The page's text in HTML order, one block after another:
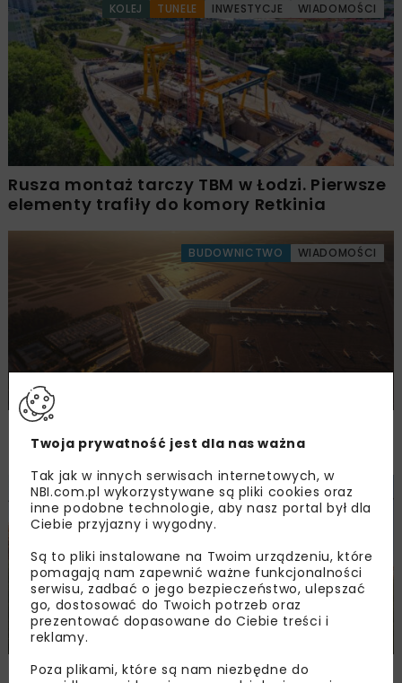
KOLEJ TUNELE INWESTYCJE WIADOMOŚCI
Rusza montaż tarczy TBM w Łodzi. Pierwsze
elementy trafiły do komory Retkinia
BUDOWNICTWO WIADOMOŚCI
Deloitte Advisory doradcą dla bazy
hotelowej Airport City przy CPK
KOLEJ WIADOMOŚCI
Port Polska rusza z drugim przetargiem
Twoja prywatność jest dla nas ważna
Tak jak w innych serwisach internetowych, w
NBI.com.pl wykorzystywane są pliki cookies oraz
inne podobne technologie, aby nasz portal był dla
Ciebie przyjazny i wygodny.
Są to pliki instalowane na Twoim urządzeniu, które
pomagają nam zapewnić ważne funkcjonalności
serwisu, zadbać o jego bezpieczeństwo, ulepszać
go, dostosować do Twoich potrzeb oraz
prezentować dopasowane do Ciebie treści i
reklamy.
Poza plikami, które są nam niezbędne do